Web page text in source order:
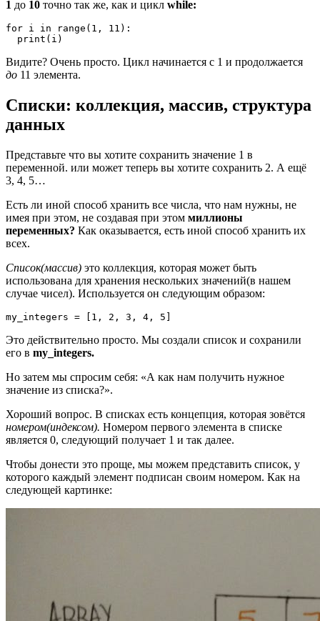
1 до 10 точно так же, как и цикл while:
for i in range(1, 11):
Видите? Очень просто. Цикл начинается с 1 и продолжается
до 11 элемента.
Списки: коллекция, массив, структура
данных
Представьте что вы хотите сохранить значение 1 в
переменной. или может теперь вы хотите сохранить 2. А ещё
3, 4, 5…
Есть ли иной способ хранить все числа, что нам нужны, не
имея при этом, не создавая при этом миллионы
переменных? Как оказывается, есть иной способ хранить их
всех.
Список(массив) это коллекция, которая может быть
использована для хранения нескольких значений(в нашем
случае чисел). Используется он следующим образом:
Это действительно просто. Мы создали список и сохранили
его в my_integers.
Но затем мы спросим себя: «А как нам получить нужное
значение из списка?».
Хороший вопрос. В списках есть концепция, которая зовётся
номером(индексом). Номером первого элемента в списке
является 0, следующий получает 1 и так далее.
Чтобы донести это проще, мы можем представить список, у
которого каждый элемент подписан своим номером. Как на
следующей картинке: